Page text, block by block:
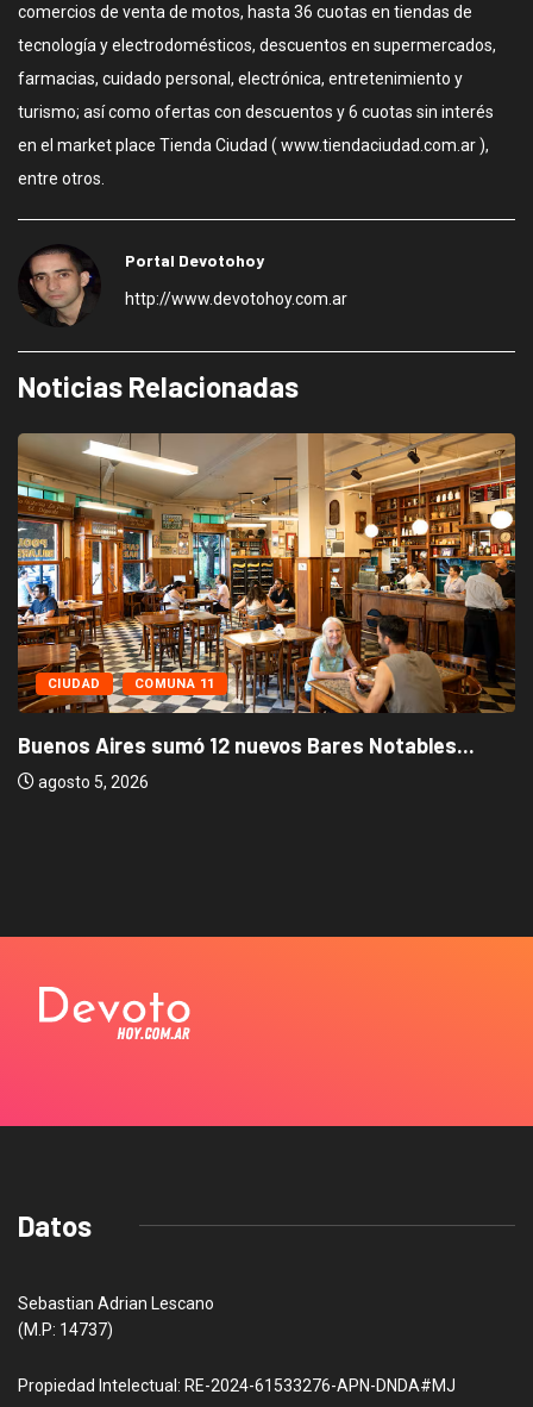
comercios de venta de motos, hasta 36 cuotas en tiendas de
tecnología y electrodomésticos, descuentos en supermercados,
farmacias, cuidado personal, electrónica, entretenimiento y
turismo; así como ofertas con descuentos y 6 cuotas sin interés
en el market place Tienda Ciudad ( www.tiendaciudad.com.ar ),
entre otros.
Portal Devotohoy
http://www.devotohoy.com.ar
Noticias Relacionadas
CIUDAD COMUNA 11
Buenos Aires sumó 12 nuevos Bares Notables...
agosto 5, 2026
Datos
Sebastian Adrian Lescano
(M.P: 14737)
Propiedad Intelectual: RE-2024-61533276-APN-DNDA#MJ